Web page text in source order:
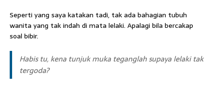
Seperti yang saya katakan tadi, tak ada bahagian tubuh
wanita yang tak indah di mata lelaki. Apalagi bila bercakap
soal bibir.
Habis tu, kena tunjuk muka teganglah supaya lelaki tak
tergoda?